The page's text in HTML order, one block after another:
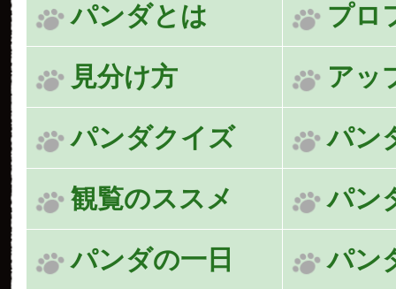
パンダとは プロ
見分け方 アッ
パンダクイズ パン
観覧のススメ パン
パンダの一日 パン